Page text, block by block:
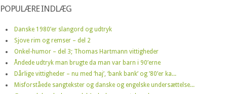
POPULÆRE INDLÆG
Danske 1980’er slangord og udtryk
Sjove rim og remser – del 2
Onkel-humor – del 3; Thomas Hartmann vittigheder
Åndede udtryk man brugte da man var barn i 90’erne
Dårlige vittigheder – nu med ‘haj’, ‘bank bank’ og ’80’er ka...
Misforståede sangtekster og danske og engelske undersættelse...